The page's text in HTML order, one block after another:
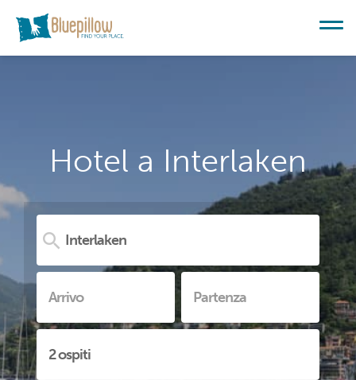
Hotel a Interlaken